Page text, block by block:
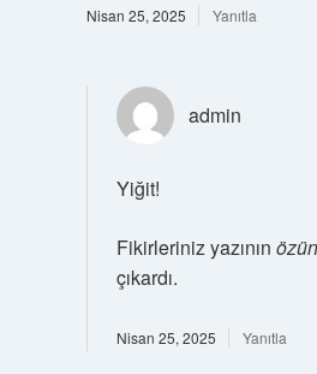
Nisan 25, 2025 Yanıtla
admin
Yiğit!
Fikirleriniz yazının
çıkardı.
Nisan 25, 2025 Yanıtla